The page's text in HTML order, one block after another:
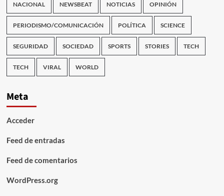
NACIONAL NEWSBEAT NOTICIAS OPINIÓN
PERIODISMO/COMUNICACIÓN POLÍTICA SCIENCE
SEGURIDAD SOCIEDAD SPORTS STORIES TECH
TECH VIRAL WORLD
Meta
Acceder
Feed de entradas
Feed de comentarios
WordPress.org